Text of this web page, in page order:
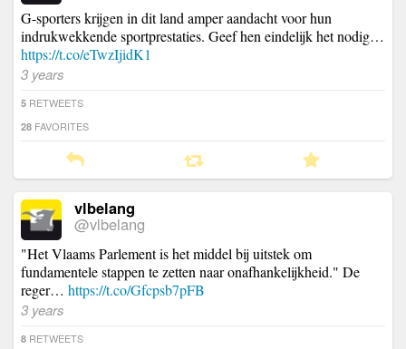
G-sporters krijgen in dit land amper aandacht voor hun
indrukwekkende sportprestaties. Geef hen eindelijk het nodig…
https://t.co/eTwzIjidK1
3 years
5 RETWEETS
28 FAVORITES
vlbelang
@vlbelang
"Het Vlaams Parlement is het middel bij uitstek om
fundamentele stappen te zetten naar onafhankelijkheid." De
reger… https://t.co/Gfcpsb7pFB
3 years
8 RETWEETS